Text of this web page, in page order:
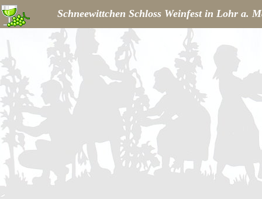
Schneewittchen Schloss Weinfest in Lohr a.